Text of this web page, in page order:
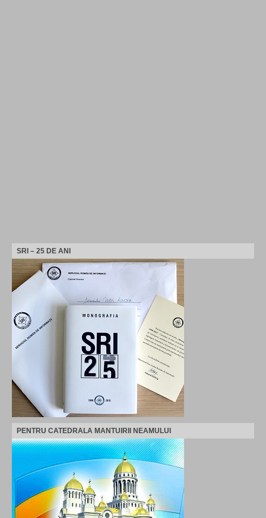
SRI – 25 DE ANI
PENTRU CATEDRALA MANTUIRII NEAMULUI